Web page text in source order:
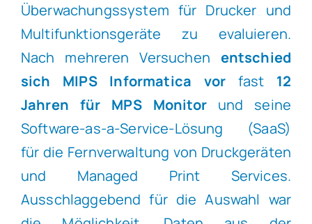
Überwachungssystem für Drucker und
Multifunktionsgeräte zu evaluieren.
Nach mehreren Versuchen entschied
sich MIPS Informatica vor fast 12
Jahren für MPS Monitorund seine
Software-as-a-Service-Lösung (SaaS)
für die Fernverwaltung von Druckgeräten
und Managed Print Services.
Ausschlaggebend für die Auswahl war